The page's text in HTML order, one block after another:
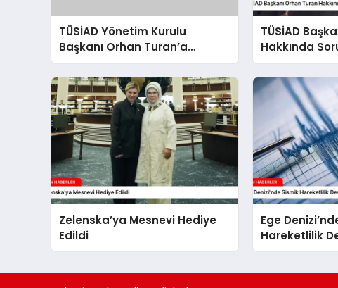
TÜSİAD Yönetim Kurulu
Başkanı Orhan Turan’a
Soruşturma
TÜSİAD
Hakkında
Başlatıldı
Zelenska’ya Mesnevi Hediye
Edildi
Ege
Hareketlilik